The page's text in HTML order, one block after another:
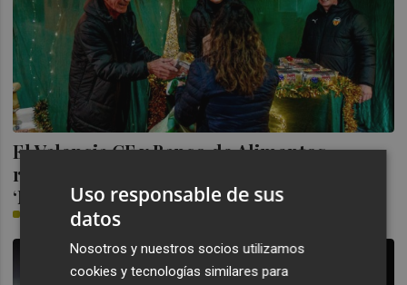
El Valencia CF y Banco de Alimentos
renuevan su compromiso solidario con la
‘Nit de Nadal’ en el Camp de Mestalla
Uso responsable de sus
datos
Nosotros y nuestros socios utilizamos
cookies y tecnologías similares para